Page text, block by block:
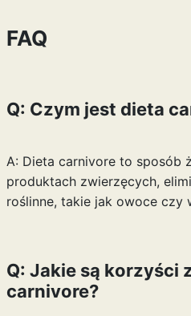
FAQ
Q: Czym jest dieta
A: Dieta carnivore to sposób
produktach zwierzęcych,
roślinne, takie jak owoce czy
Q: Jakie są korzyści
carnivore?